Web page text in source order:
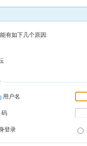
有如下几个原因:
用户名
登录